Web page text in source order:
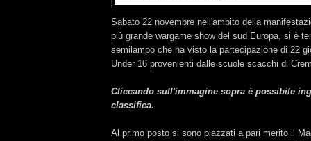
Sabato 22 novembre nell'ambito della
più grande wargame show del sud Europa, si è
semilampo che ha visto la partecipazione di 22
Under 16 provenienti dalle scuole scacchi di
Cliccando sull'immagine sopra è possibile
classifica.
Al primo posto si sono piazzati a pari merito il